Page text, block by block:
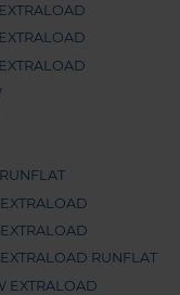
RUNFLAT
EXTRALOAD